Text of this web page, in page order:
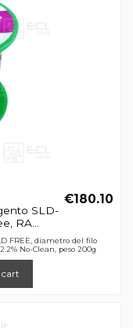
SLD-
RA...
€180.10
FREE, diametro del filo
No-Clean, peso 200g